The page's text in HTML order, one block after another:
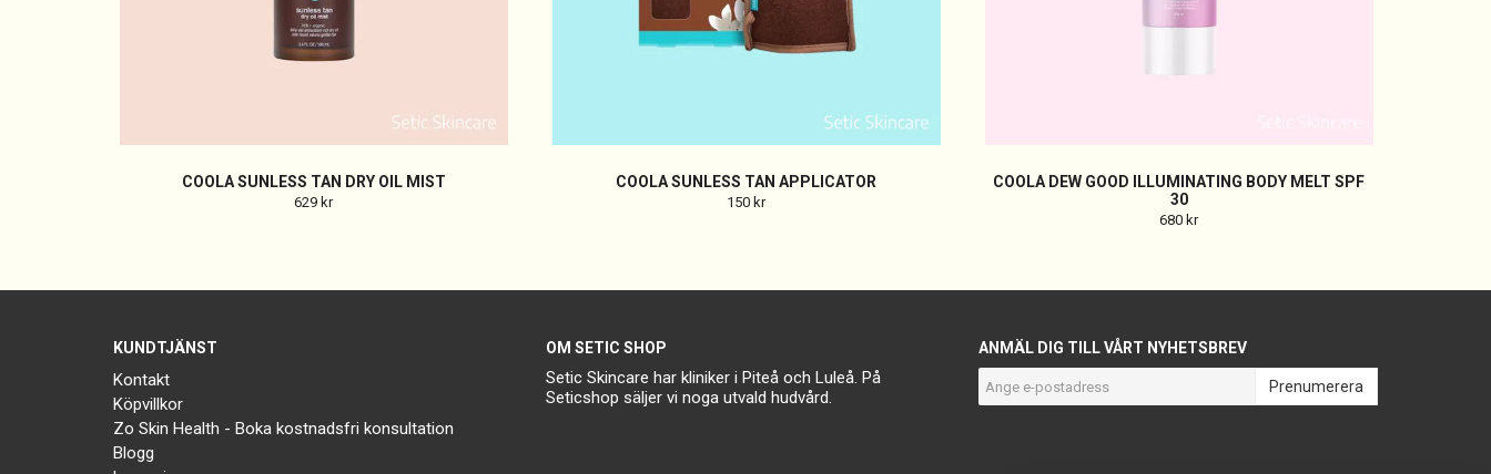
COOLA SUNLESS TAN DRY OIL MIST
629 kr
COOLA SUNLESS TAN APPLICATOR
150 kr
COOLA DEW GOOD ILLUMINATING BODY MELT SPF
30
680 kr
KUNDTJÄNST
Kontakt
Köpvillkor
Zo Skin Health - Boka kostnadsfri konsultation
Blogg
OM SETIC SHOP
Setic Skincare har kliniker i Piteå och Luleå. På
Seticshop säljer vi noga utvald hudvård.
ANMÄL DIG TILL VÅRT NYHETSBREV
Prenumerera